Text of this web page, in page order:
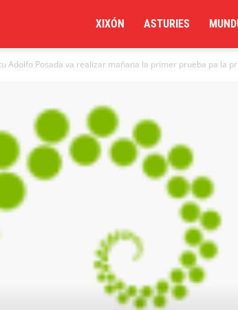
XIXÓN ASTURIES
Adolfo Posada va realizar mañana la primer prueba pa la